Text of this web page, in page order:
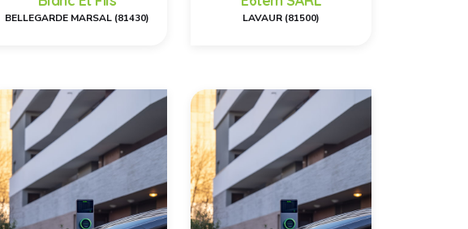
BELLEGARDE MARSAL (81430) LAVAUR (81500)